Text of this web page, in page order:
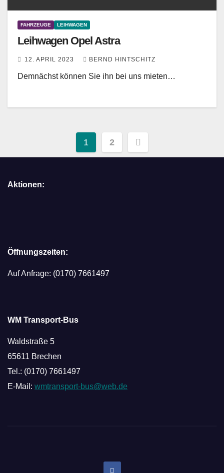
FAHRZEUGE LEIHWAGEN
Leihwagen Opel Astra
12. APRIL 2023 BERND HINTSCHITZ
Demnächst können Sie ihn bei uns mieten…
Seitennummerierung
der
1 2
Aktionen:
Öffnungszeiten:
Auf Anfrage: (0170) 7661497
WM Transport-Bus
Waldstraße 5
65611 Brechen
Tel.: (0170) 7661497
E-Mail: wmtransport-bus@web.de